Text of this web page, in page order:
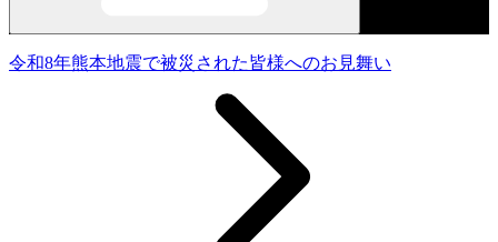
令和8年熊本地震で被災された皆様へのお見舞い